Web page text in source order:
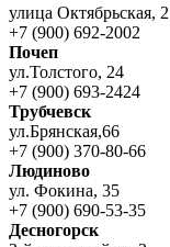
улица Октябрьская, 2
+7 (900) 692-2002
Почеп
ул.Толстого, 24
+7 (900) 693-2424
Трубчевск
ул.Брянская,66
+7 (900) 370-80-66
Людиново
ул. Фокина, 35
+7 (900) 690-53-35
Десногорск